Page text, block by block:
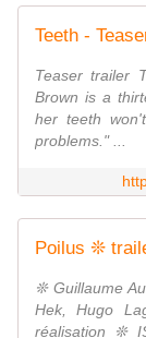
Teeth -
Teaser trailer
Brown is a
her teeth
problems." ...
Poilus ❊
❊ Guillaume
Hek, Hugo
réalisation ❊